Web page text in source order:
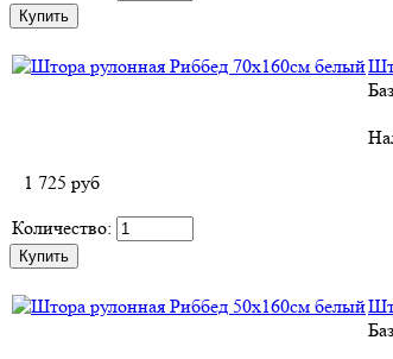
1 725 руб
Количество: